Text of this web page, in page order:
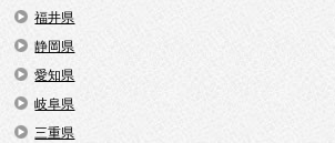
福井県
静岡県
愛知県
岐阜県
三重県